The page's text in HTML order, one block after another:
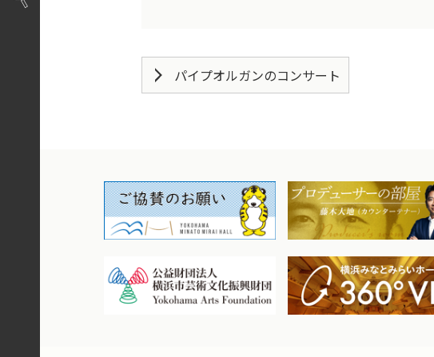
パイプオルガンのコンサート